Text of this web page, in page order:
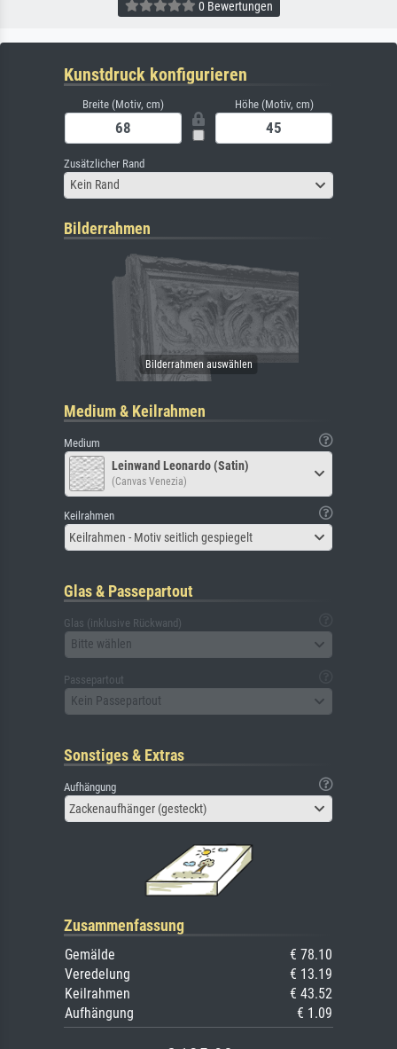
0 Bewertungen
Kunstdruck konfigurieren
Breite (Motiv, cm) Höhe (Motiv, cm)
Zusätzlicher Rand
Kein Rand
Bilderrahmen
Medium & Keilrahmen
Medium
Leinwand Leonardo (Satin)
(Canvas Venezia)
Keilrahmen
Keilrahmen - Motiv seitlich gespiegelt
Glas & Passepartout
Glas (inklusive Rückwand)
Bitte wählen
Passepartout
Kein Passepartout
Sonstiges & Extras
Aufhängung
Zackenaufhänger (gesteckt)
Zusammenfassung
Gemälde
€ 78.10
Veredelung
€ 13.19
Keilrahmen
€ 43.52
Aufhängung
€ 1.09